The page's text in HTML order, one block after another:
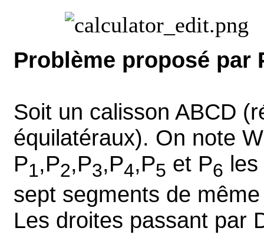
Problème proposé par
Soit un calisson ABCD
équilatéraux). On note
P1,P2,P3,P4,P5 et P6
sept segments de
Les droites passant par